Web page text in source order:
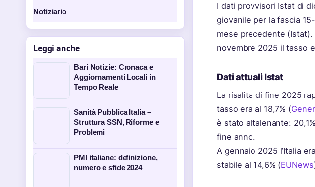
I dati provvisori Istat di
giovanile per la fascia
mese precedente
novembre 2025 il tasso
Dati attuali Istat
La risalita di fine 2025
tasso era al 18,7% (
è stato altalenante:
fine anno.
A gennaio 2025 l’Italia
stabile al 14,6% (EUNews
Notiziario
Leggi anche
Bari Notizie: Cronaca e
Aggiornamenti Locali in
Tempo Reale
Sanità Pubblica Italia –
Struttura SSN, Riforme e
Problemi
PMI italiane: definizione,
numero e sfide 2024